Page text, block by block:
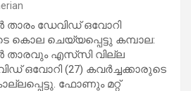
ഡേവിഡ് ഒവോറി
കൊല ചെയ്യപ്പെട്ടു കമ്പാല:
എസ്‌സി വില്ല
ഒവോറി (27) കവർച്ചക്കാരുടെ
ഫോണും മറ്റ്